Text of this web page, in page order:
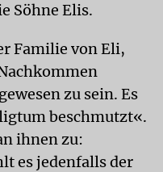
Söhne Elis.
Familie von Eli,
zu sein. Es
beschmutzt«.
ihnen zu:
es jedenfalls der